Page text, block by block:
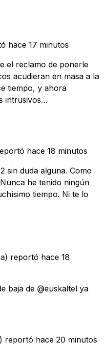
hace 17 minutos
el reclamo de ponerle
acudieran en masa a la
tiempo, y ahora
intrusivos…
hace 18 minutos
sin duda alguna. Como
he tenido ningún
tiempo. Ni te lo
reportó hace 18
baja de @euskaltel ya
reportó hace 20 minutos